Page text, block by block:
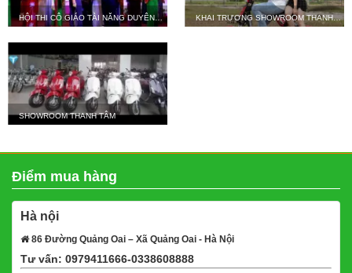
HỘI THI CÔ GIÁO TÀI NĂNG DUYÊN
DÁNG
KHAI TRƯƠNG SHOWROOM THANH
TÂM 86 TÂY ĐẰNG
SHOWROOM THANH TÂM
Điểm mua hàng
Hà nội
86 Đường Quảng Oai – Xã Quảng Oai - Hà Nội
Tư vấn: 0979411666-0338608888